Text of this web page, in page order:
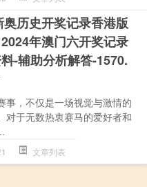
奥历史开奖记录香港版
年澳门六开奖记录
-辅助分析解答-1570.
事，不仅是一场视觉与激情的
对于无数热衷赛马的爱好者和
文章列表